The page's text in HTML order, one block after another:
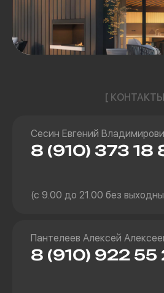
[
Сесин Евгений
8 (910) 373 18
(с 9.00 до 21.00 без
Пантелеев Алексей
8 (910) 922 55